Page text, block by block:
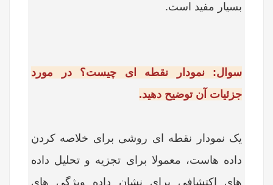
بسیار مفید است.
سوال: نمودار نقطه ای چیست؟ در مورد
جزئیات آن توضیح دهید.
یک نمودار نقطه ای روشی برای خلاصه کردن
داده هاست، معمولا برای تجزیه و تحلیل داده
های اکتشافی برای نشان داده ویژگی های